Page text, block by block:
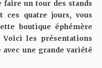
faire un tour des stands
ces quatre jours, vous
boutique éphémère
les présentations
une grande variété